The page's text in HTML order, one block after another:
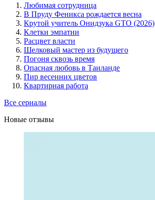
Любимая сотрудница
В Пруду Феникса рождается весна
Крутой учитель Онидзука GTO (2026)
Клетки эмпатии
Расцвет власти
Шелковый мастер из будущего
Погоня сквозь время
Опасная любовь в Таиланде
Пир весенних цветов
Квартирная работа
Все сериалы
Новые отзывы